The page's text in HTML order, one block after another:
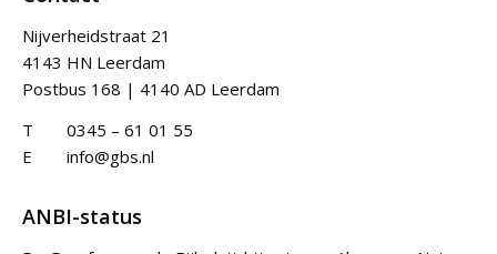
Nijverheidstraat 21
4143 HN Leerdam
Postbus 168 | 4140 AD Leerdam
T
0345 – 61 01 55
E
info@gbs.nl
ANBI-status